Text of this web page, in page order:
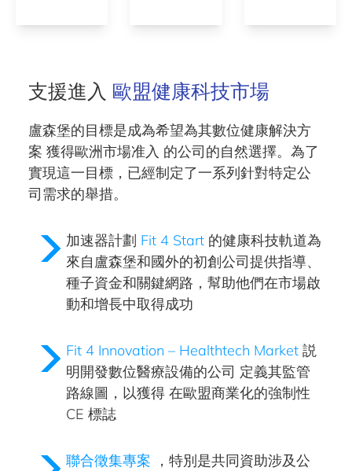
支援進入 歐盟健康科技市場
盧森堡的目標是成為希望為其數位健康解決方
案 獲得歐洲市場准入 的公司的自然選擇。為了
實現這一目標，已經制定了一系列針對特定公
司需求的舉措。
加速器計劃 Fit 4 Start 的健康科技軌道為
來自盧森堡和國外的初創公司提供指導、
種子資金和關鍵網路，幫助他們在市場啟
動和增長中取得成功
Fit 4 Innovation – Healthtech Market 説
明開發數位醫療設備的公司 定義其監管
路線圖，以獲得 在歐盟商業化的強制性
CE 標誌
聯合徵集專案 ，特別是共同資助涉及公